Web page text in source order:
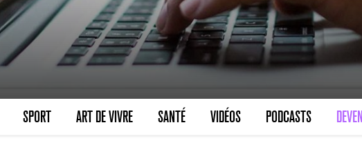
SPORT ART DE VIVRE SANTÉ VIDÉOS PODCASTS
SCANNER, IRM, RADIO,
18 juil 2022 minutes